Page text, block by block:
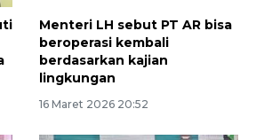
Menteri LH sebut PT AR bisa
beroperasi kembali
berdasarkan kajian
lingkungan
16 Maret 2026 20:52